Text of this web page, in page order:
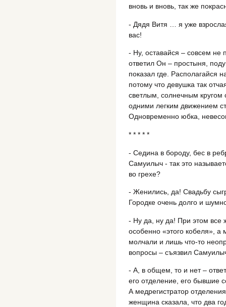
вновь и вновь, так же
- Дядя Витя … я уже
вас!
- Ну, оставайся – совсем не
ответил Он – простыня,
показал где. Располагайся
потому что девушка так
светлым, солнечным кругом
одними легким движением
Одновременно юбка,
* * * * *
- Седина в бороду, бес в
Самуилыч - так это
во грехе?
- Женились, да! Свадьбу
Городке очень долго и
- Ну да, ну да! При этом все
особенно «этого кобеля», а
молчали и лишь что-то
вопросы – съязвил
- А, в общем, то и нет –
его отделение, его бывшие
А медрегистратор
женщина сказала, что два